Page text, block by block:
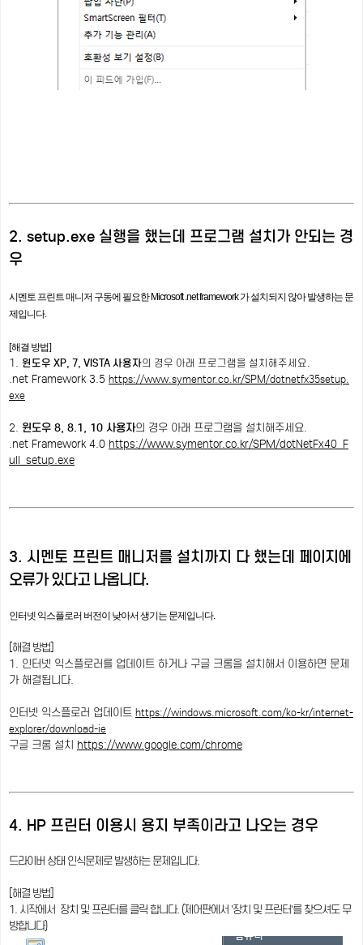
2. setup.exe 실행을 했는데 프로그램 설치가 안되는 경
우
시멘토 프린트 매니저 구동에 필요한 Microsoft .net framework 가 설치되지 않아 발생하는 문
제입니다.
[해결 방법]
1. 윈도우 XP, 7, VISTA 사용자의 경우 아래 프로그램을 설치해주세요.
.net Framework 3.5 https://www.symentor.co.kr/SPM/dotnetfx35setup.
exe
2. 윈도우 8, 8.1, 10 사용자의 경우 아래 프로그램을 설치해주세요.
.net Framework 4.0 https://www.symentor.co.kr/SPM/dotNetFx40_F
ull_setup.exe
3. 시멘토 프린트 매니저를 설치까지 다 했는데 페이지에
오류가 있다고 나옵니다.
인터넷 익스플로러 버전이 낮아서 생기는 문제입니다.
[해결 방법]
1. 인터넷 익스플로러를 업데이트 하거나 구글 크롬을 설치해서 이용하면 문제
가 해결됩니다.
인터넷 익스플로러 업데이트 https://windows.microsoft.com/ko-kr/internet-
explorer/download-ie
구글 크롬 설치 https://www.google.com/chrome
4. HP 프린터 이용시 용지 부족이라고 나오는 경우
드라이버 상태 인식문제로 발생하는 문제입니다.
[해결 방법]
1. 시작에서 장치 및 프린터를 클릭 합니다. (제어판에서 '장치 및 프린터'를 찾으셔도 무
방합니다)